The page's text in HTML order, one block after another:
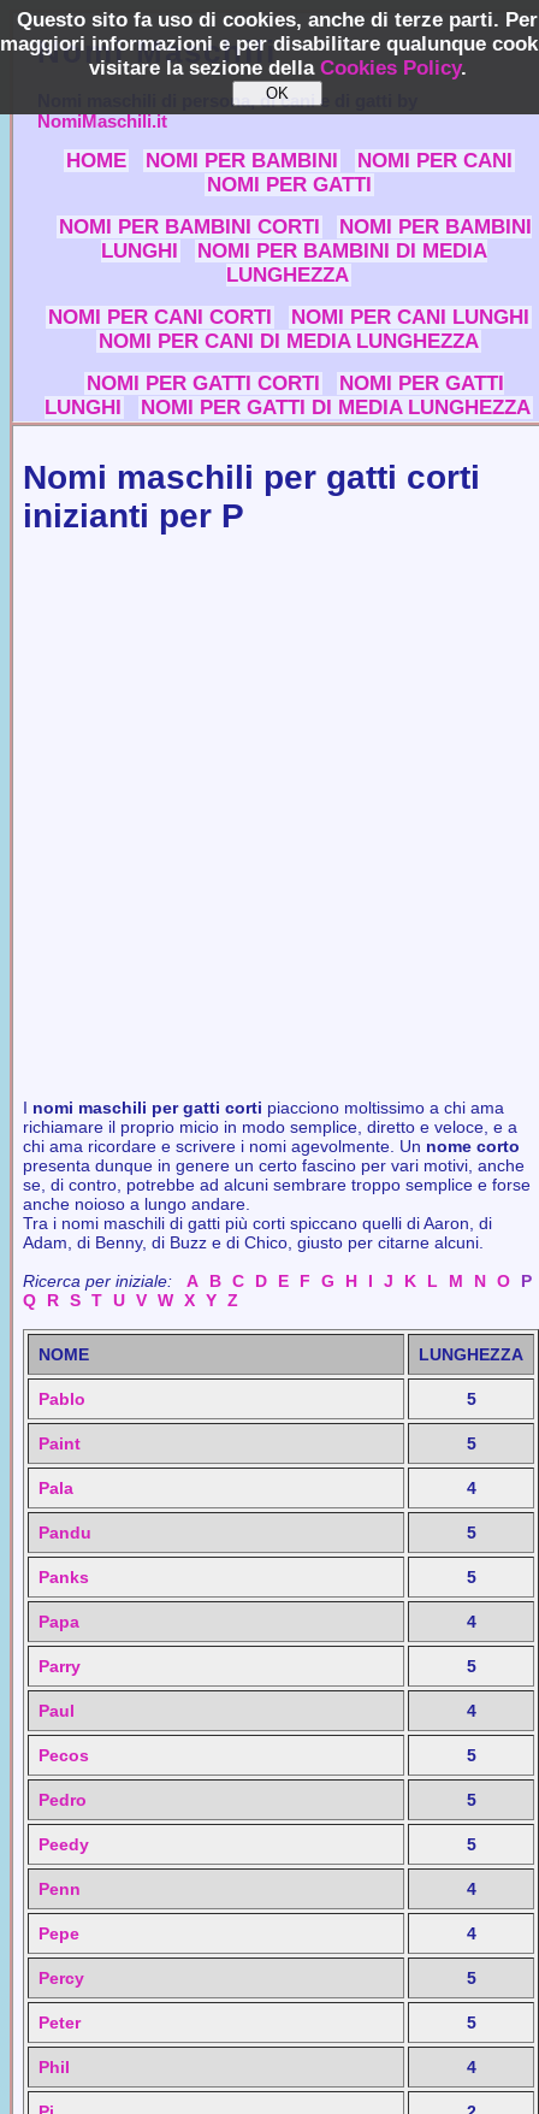
Questo sito fa uso di cookies, anche di terze parti. Per
maggiori informazioni e per disabilitare qualunque
visitare la sezione della Cookies Policy.
Nomi Maschili
Nomi maschili di persona, di cani e di gatti by
NomiMaschili.it
HOME NOMI PER BAMBINI
NOMI PER CANI
NOMI PER GATTI
NOMI PER BAMBINI CORTI
NOMI PER BAMBINI
LUNGHI
NOMI PER BAMBINI DI MEDIA
LUNGHEZZA
NOMI PER CANI CORTI
NOMI PER CANI LUNGHI
NOMI PER CANI DI MEDIA LUNGHEZZA
NOMI PER GATTI CORTI
NOMI PER GATTI
LUNGHI
NOMI PER GATTI DI MEDIA LUNGHEZZA
Nomi maschili per gatti corti
inizianti per P
I nomi maschili per gatti corti piacciono moltissimo a chi ama
richiamare il proprio micio in modo semplice, diretto e veloce, e a
chi ama ricordare e scrivere i nomi agevolmente. Un nome corto
presenta dunque in genere un certo fascino per vari motivi, anche
se, di contro, potrebbe ad alcuni sembrare troppo semplice e forse
anche noioso a lungo andare.
Tra i nomi maschili di gatti più corti spiccano quelli di Aaron, di
Adam, di Benny, di Buzz e di Chico, giusto per citarne alcuni.
Ricerca per iniziale:
A B C D E F G H I J K L M N O
P
Q
R S T U V W X Y Z
NOME LUNGHEZZA
Pablo 5
Paint 5
Pala 4
Pandu 5
Panks 5
Papa 4
Parry 5
Paul 4
Pecos 5
Pedro 5
Peedy 5
Penn 4
Pepe 4
Percy 5
Peter 5
Phil 4